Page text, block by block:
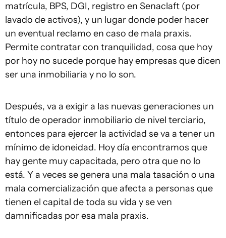
matrícula, BPS, DGI, registro en Senaclaft (por
lavado de activos), y un lugar donde poder hacer
un eventual reclamo en caso de mala praxis.
Permite contratar con tranquilidad, cosa que hoy
por hoy no sucede porque hay empresas que dicen
ser una inmobiliaria y no lo son.
Después, va a exigir a las nuevas generaciones un
título de operador inmobiliario de nivel terciario,
entonces para ejercer la actividad se va a tener un
mínimo de idoneidad. Hoy día encontramos que
hay gente muy capacitada, pero otra que no lo
está. Y a veces se genera una mala tasación o una
mala comercialización que afecta a personas que
tienen el capital de toda su vida y se ven
damnificadas por esa mala praxis.